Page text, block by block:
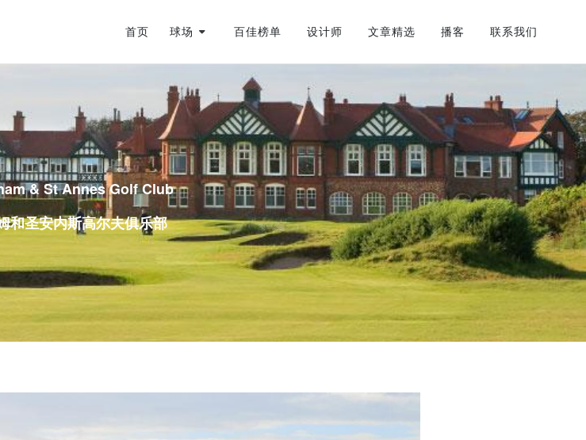
首页 球场 百佳榜单 设计师 文章精选 播客 联系我们
& St Annes Golf Club
和圣安内斯高尔夫俱乐部